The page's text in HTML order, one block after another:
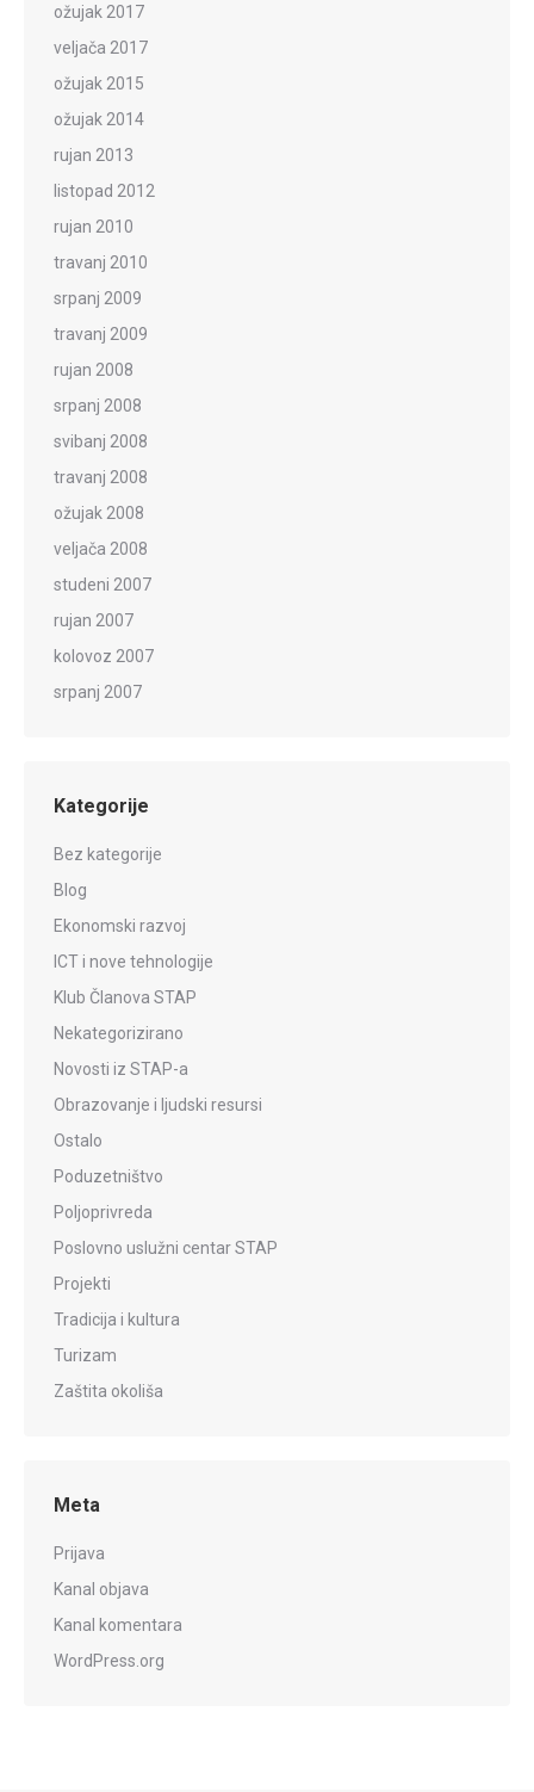
ožujak 2017
veljača 2017
ožujak 2015
ožujak 2014
rujan 2013
listopad 2012
rujan 2010
travanj 2010
srpanj 2009
travanj 2009
rujan 2008
srpanj 2008
svibanj 2008
travanj 2008
ožujak 2008
veljača 2008
studeni 2007
rujan 2007
kolovoz 2007
srpanj 2007
Kategorije
Bez kategorije
Blog
Ekonomski razvoj
ICT i nove tehnologije
Klub Članova STAP
Nekategorizirano
Novosti iz STAP-a
Obrazovanje i ljudski resursi
Ostalo
Poduzetništvo
Poljoprivreda
Poslovno uslužni centar STAP
Projekti
Tradicija i kultura
Turizam
Zaštita okoliša
Meta
Prijava
Kanal objava
Kanal komentara
WordPress.org